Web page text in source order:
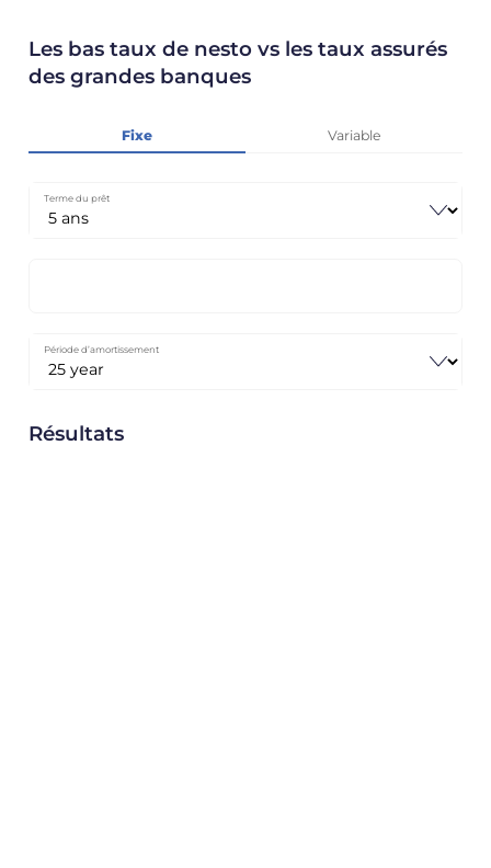
Les bas taux de nesto vs les taux assurés
des grandes banques
Fixe Variable
Terme du prêt
Période d’amortissement
Résultats